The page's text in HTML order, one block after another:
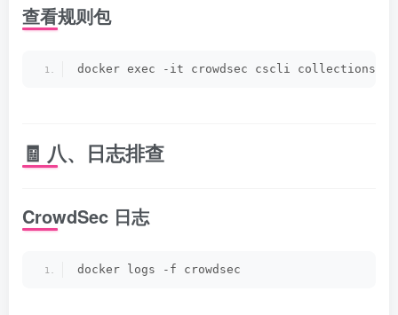
查看规则包
docker exec -it crowdsec cscli collections
🧾 八、日志排查
CrowdSec 日志
docker logs -f crowdsec